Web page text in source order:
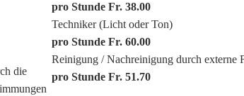
die
pro Stunde Fr. 38.00
Techniker (Licht oder Ton)
pro Stunde Fr. 60.00
Reinigung / Nachreinigung durch externe
pro Stunde Fr. 51.70